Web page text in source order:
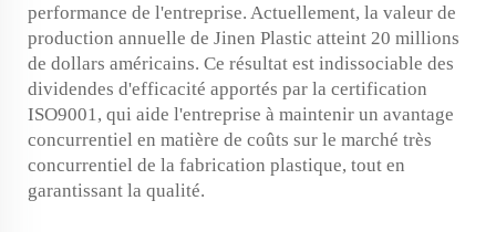
performance de l'entreprise. Actuellement, la valeur de
production annuelle de Jinen Plastic atteint 20 millions
de dollars américains. Ce résultat est indissociable des
dividendes d'efficacité apportés par la certification
ISO9001, qui aide l'entreprise à maintenir un avantage
concurrentiel en matière de coûts sur le marché très
concurrentiel de la fabrication plastique, tout en
garantissant la qualité.